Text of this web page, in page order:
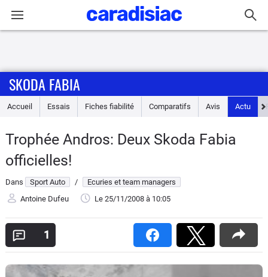
Accueil
Essais
Guide
d'achat
Electriques
Utilitaires
SKODA FABIA
Accueil Essais Fiches fiabilité Comparatifs Avis Actu
Trophée Andros: Deux Skoda Fabia
officielles!
Dans Sport Auto /
Ecuries et team managers
Antoine Dufeu
Le 25/11/2008 à 10:05
1